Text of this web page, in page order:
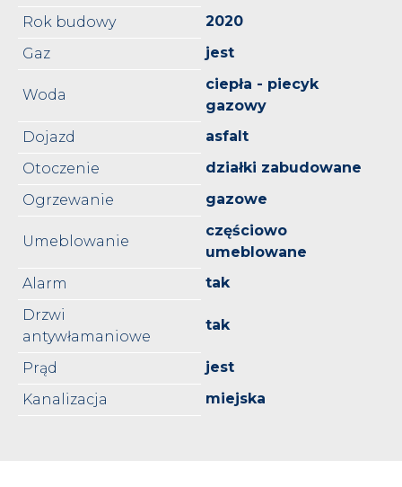
Rok budowy
2020
Gaz
jest
Woda
ciepła - piecyk
gazowy
Dojazd
asfalt
Otoczenie
działki zabudowane
Ogrzewanie
gazowe
Umeblowanie
częściowo
umeblowane
Alarm
tak
Drzwi
antywłamaniowe
tak
Prąd
jest
Kanalizacja
miejska